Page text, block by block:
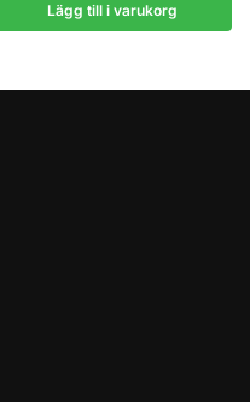
Lägg till i varukorg